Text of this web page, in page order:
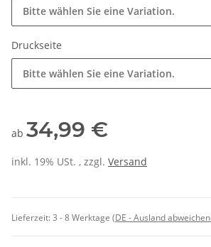
Bitte wählen Sie eine Variation.
Druckseite
Bitte wählen Sie eine Variation.
ab 34,99 €
inkl. 19% USt. , zzgl. Versand
Lieferzeit:3 - 8 Werktage (DE - Ausland